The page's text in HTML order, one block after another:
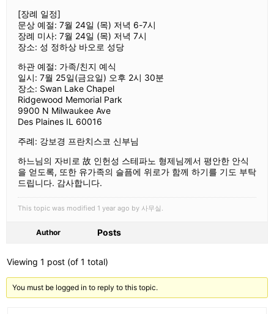
[장례 일정]
문상 예절: 7월 24일 (목) 저녁 6-7시
장례 미사: 7월 24일 (목) 저녁 7시
장소: 성 정하상 바오로 성당
하관 예절: 가족/친지 예식
일시: 7월 25일(금요일) 오후 2시 30분
장소: Swan Lake Chapel
Ridgewood Memorial Park
9900 N Milwaukee Ave
Des Plaines IL 60016
주례: 강보경 프란치스코 신부님
하느님의 자비로 故 인헌성 스테파노 형제님께서 평안한 안식
을 얻도록, 또한 유가족의 슬픔에 위로가 함께 하기를 기도 부탁
드립니다. 감사합니다.
This topic was modified 1 year ago by 사무실.
Author Posts
Viewing 1 post (of 1 total)
You must be logged in to reply to this topic.